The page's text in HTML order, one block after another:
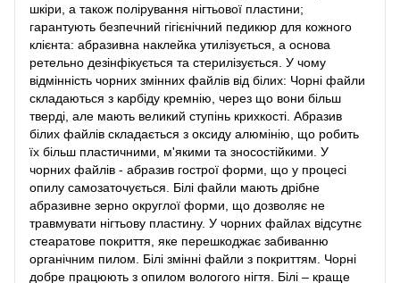
шкіри, а також полірування нігтьової пластини;
гарантують безпечний гігієнічний педикюр для кожного
клієнта: абразивна наклейка утилізується, а основа
ретельно дезінфікується та стерилізується. У чому
відмінність чорних змінних файлів від білих: Чорні файли
складаються з карбіду кремнію, через що вони більш
тверді, але мають великий ступінь крихкості. Абразив
білих файлів складається з оксиду алюмінію, що робить
їх більш пластичними, м'якими та зносостійкими. У
чорних файлів - абразив гострої форми, що у процесі
опилу самозаточується. Білі файли мають дрібне
абразивне зерно округлої форми, що дозволяє не
травмувати нігтьову пластину. У чорних файлах відсутнє
стеаратове покриття, яке перешкоджає забиванню
органічним пилом. Білі змінні файли з покриттям. Чорні
добре працюють з опилом вологого нігтя. Білі – краще